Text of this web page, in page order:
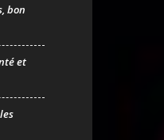
bon
et